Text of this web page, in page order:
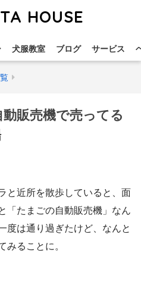
HOUSE
犬服教室 ブログ サービス
販売機で売ってる
と近所を散歩していると、面
「たまごの自動販売機」なん
度は通り過ぎたけど、なんと
みることに。